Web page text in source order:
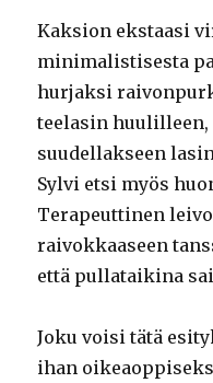
Kaksion ekstaasi
minimalistisesta
hurjaksi
teelasin huulilleen,
suudellakseen
Sylvi etsi myös
Terapeuttinen
raivokkaaseen
että pullataikina
Joku voisi tätä
ihan